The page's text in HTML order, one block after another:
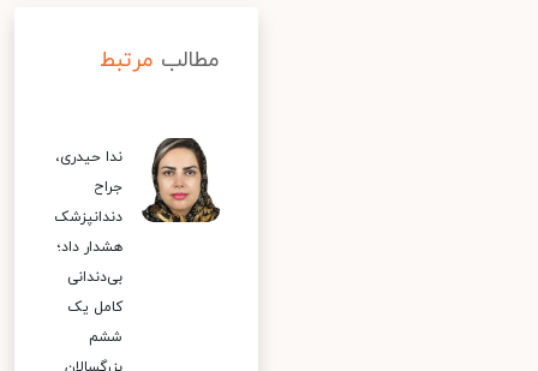
مطالب مرتبط
ندا حیدری،
جراح
دندانپزشک
هشدار داد؛
بی‌دندانی
کامل یک
ششم